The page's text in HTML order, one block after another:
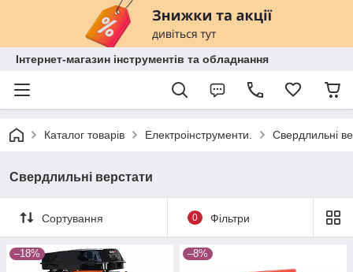
Інтернет-магазин інструментів та обладнання
Каталог товарів Електроінструменти. Свердлильні
Свердлильні верстати
Сортування 0 Фільтри
–18% –8%